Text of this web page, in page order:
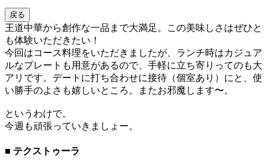
戻る
王道中華から創作な一品まで大満足。この美味しさはぜひと
も体験いただきたい！
今回はコース料理をいただきましたが、ランチ時はカジュア
ルなプレートも用意があるので、手軽に立ち寄りってのも大
アリです。デートに打ち合わせに接待（個室あり）にと、使
い勝手のよさも嬉しいところ。またお邪魔します〜。
というわけで。
今週も頑張っていきましょー。
■ テクストゥーラ